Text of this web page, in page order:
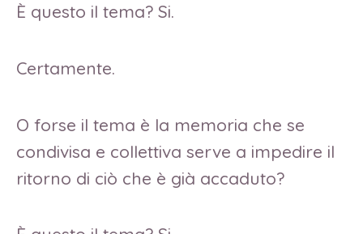
È questo il tema? Si.
Certamente.
O forse il tema è la memoria che se
condivisa e collettiva serve a impedire il
ritorno di ciò che è già accaduto?